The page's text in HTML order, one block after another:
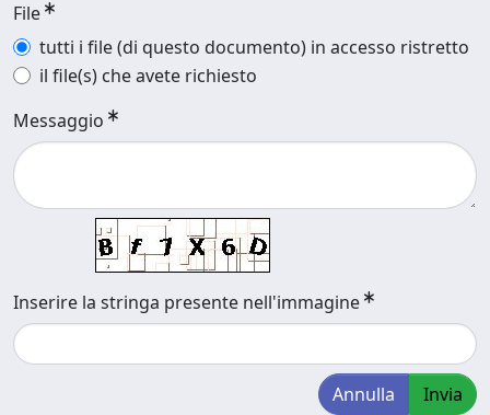
File
tutti i file (di questo documento) in accesso ristretto
il file(s) che avete richiesto
Messaggio
Inserire la stringa presente nell'immagine
Annulla Invia